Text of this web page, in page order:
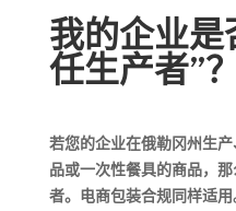
我的企业是
任生产者”？
若您的企业在俄勒冈州生
品或一次性餐具的商品，
者。电商包装合规同样适